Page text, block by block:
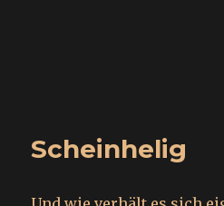
Scheinhelig